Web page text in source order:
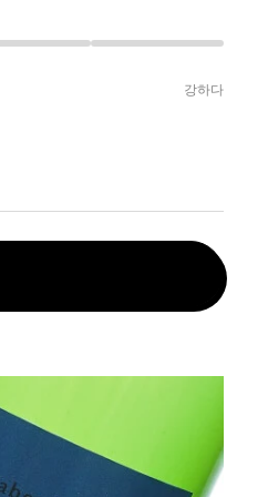
강하다